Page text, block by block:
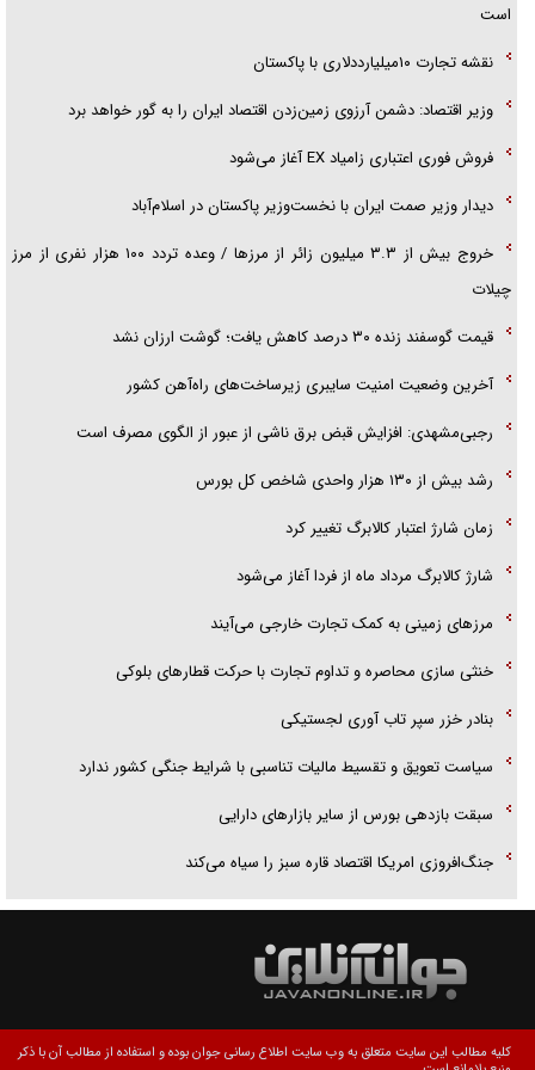
قدر بود
است
نقشه تجارت ۱۰میلیارددلاری با پاکستان
وزیر اقتصاد: دشمن آرزوی زمین‌زدن اقتصاد ایران را به گور خواهد برد
فروش فوری اعتباری زامیاد EX آغاز می‌شود
دیدار وزیر صمت ایران با نخست‌وزیر پاکستان در اسلام‌آباد
خروج بیش از ۳.۳ میلیون زائر از مرز‌ها / وعده تردد ۱۰۰ هزار نفری از مرز
چیلات
قیمت گوسفند زنده ۳۰ درصد کاهش یافت؛ گوشت ارزان نشد
آخرین وضعیت امنیت سایبری زیرساخت‌های راه‌آهن کشور
رجبی‌مشهدی: افزایش قبض برق ناشی از عبور از الگوی مصرف است
رشد بیش از ۱۳۰ هزار واحدی شاخص کل بورس
زمان شارژ اعتبار کالابرگ تغییر کرد
شارژ کالابرگ مرداد ماه از فردا آغاز می‌شود
مرز‌های زمینی به کمک تجارت خارجی می‌آیند
خنثی سازی محاصره و تداوم تجارت با حرکت قطار‌های بلوکی
بنادر خزر سپر تاب آوری لجستیکی
سیاست تعویق و تقسیط مالیات تناسبی با شرایط جنگی کشور ندارد
سبقت بازدهی بورس از سایر بازار‌های دارایی
جنگ‌افروزی امریکا اقتصاد قاره سبز را سیاه می‌کند
کلیه مطالب این سایت متعلق به وب سایت اطلاع رسانی جوان بوده و استفاده از مطالب آن با ذکر